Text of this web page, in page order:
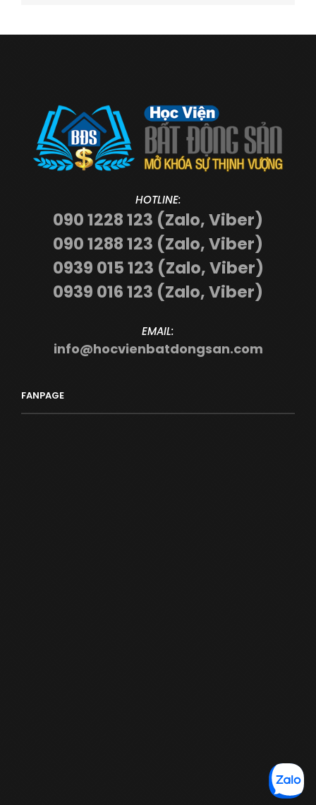
HOTLINE:
090 1228 123 (Zalo, Viber)
090 1288 123 (Zalo, Viber)
0939 015 123 (Zalo, Viber)
0939 016 123 (Zalo, Viber)
EMAIL:
info@hocvienbatdongsan.com
FANPAGE